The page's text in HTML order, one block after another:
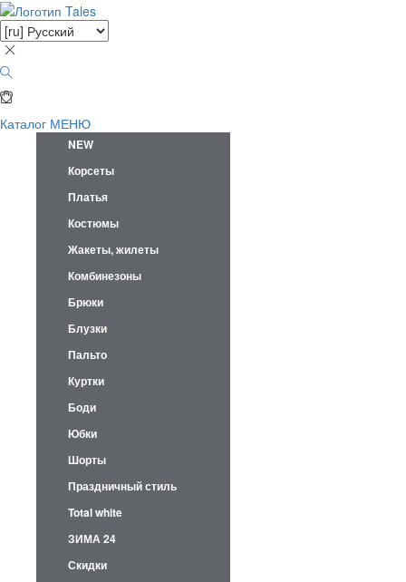
Каталог МЕНЮ
NEW
Корсеты
Платья
Костюмы
Жакеты, жилеты
Комбинезоны
Брюки
Блузки
Пальто
Куртки
Боди
Юбки
Шорты
Праздничный стиль
Total white
ЗИМА 24
Скидки